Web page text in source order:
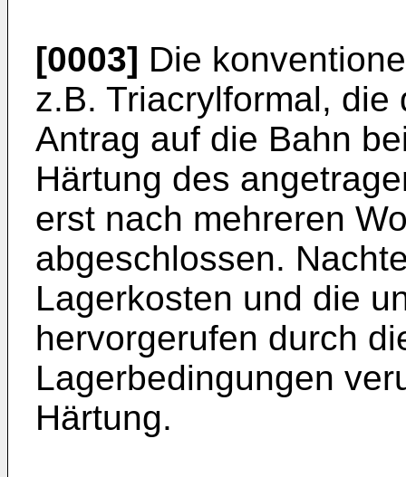
[0003] Die
z.B. Triacryl­formal,
Antrag auf die Bahn
Härtung des
erst nach mehreren
abgeschlossen.
Lagerkosten und die
hervorge­rufen durch
Lagerbedingungen
Härtung.